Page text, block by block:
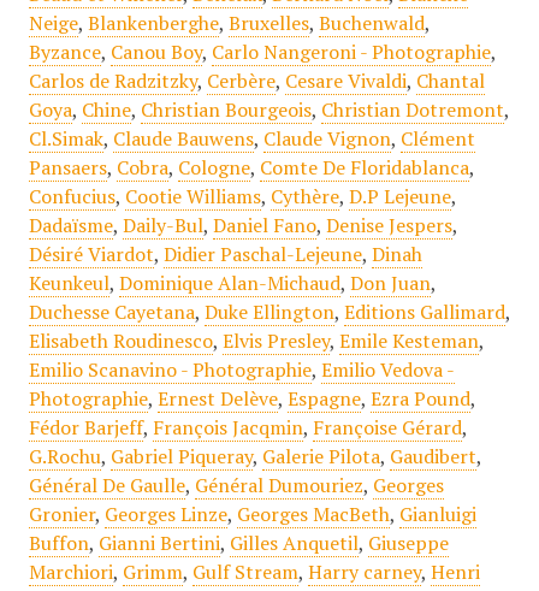
Neige, Blankenberghe, Bruxelles, Buchenwald,
Byzance, Canou Boy, Carlo Nangeroni - Photographie,
Carlos de Radzitzky, Cerbère, Cesare Vivaldi, Chantal
Goya, Chine, Christian Bourgeois, Christian Dotremont,
Cl.Simak, Claude Bauwens, Claude Vignon, Clément
Pansaers, Cobra, Cologne, Comte De Floridablanca,
Confucius, Cootie Williams, Cythère, D.P Lejeune,
Dadaïsme, Daily-Bul, Daniel Fano, Denise Jespers,
Désiré Viardot, Didier Paschal-Lejeune, Dinah
Keunkeul, Dominique Alan-Michaud, Don Juan,
Duchesse Cayetana, Duke Ellington, Editions Gallimard,
Elisabeth Roudinesco, Elvis Presley, Emile Kesteman,
Emilio Scanavino - Photographie, Emilio Vedova -
Photographie, Ernest Delève, Espagne, Ezra Pound,
Fédor Barjeff, François Jacqmin, Françoise Gérard,
G.Rochu, Gabriel Piqueray, Galerie Pilota, Gaudibert,
Général De Gaulle, Général Dumouriez, Georges
Gronier, Georges Linze, Georges MacBeth, Gianluigi
Buffon, Gianni Bertini, Gilles Anquetil, Giuseppe
Marchiori, Grimm, Gulf Stream, Harry carney, Henri